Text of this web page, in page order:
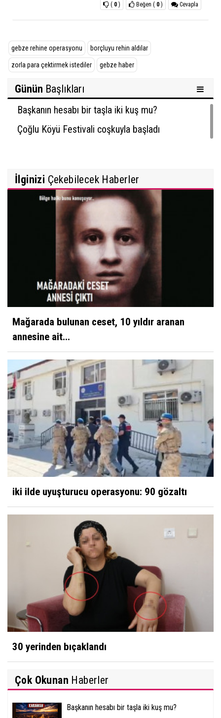
Cevapla
Beğen ( 0 )
( 0 )
gebze rehine operasyonu borçluyu rehin aldılar
zorla para çektirmek istediler gebze haber
Günün Başlıkları
Başkanın hesabı bir taşla iki kuş mu?
Çoğlu Köyü Festivali coşkuyla başladı
İlginizi Çekebilecek Haberler
Mağarada bulunan ceset, 10 yıldır aranan
annesine ait...
iki ilde uyuşturucu operasyonu: 90 gözaltı
30 yerinden bıçaklandı
Çok Okunan Haberler
Başkanın hesabı bir taşla iki kuş mu?